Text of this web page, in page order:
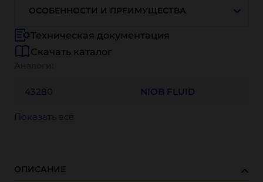
ОСОБЕННОСТИ И ПРЕИМУЩЕСТВА
Техническая документация
Скачать каталог
43280 NIOB FLUID
Показать всё
ОПИСАНИЕ